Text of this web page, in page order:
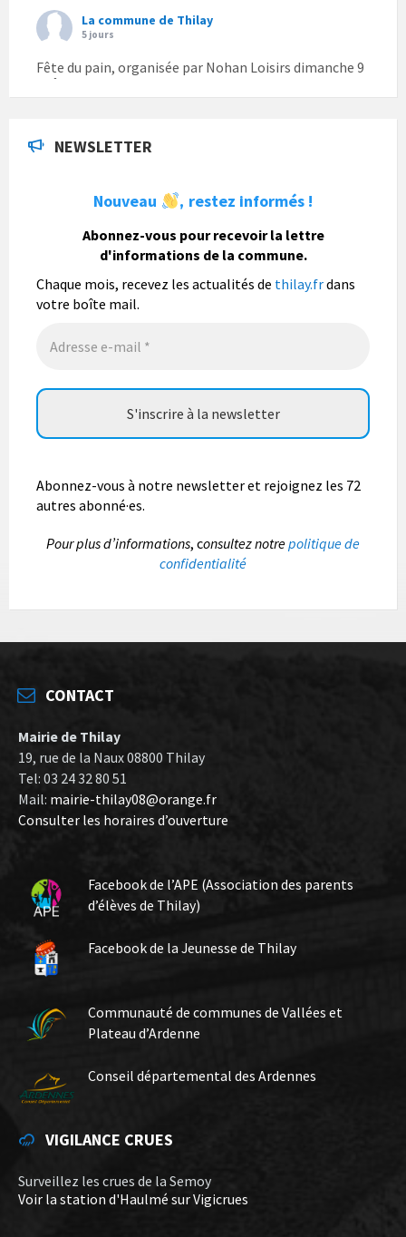
La commune de Thilay
5 jours
Fête du pain, organisée par Nohan Loisirs dimanche 9
août.
population mais également les visiteurs à son
bulletin municipal annuel en organisant un concours
photo gratuit OUVERT À TOUS.
Vous pouvez envoyer vos photo...Lire la suite
NEWSLETTER
Nouveau , restez informés !
Abonnez-vous pour recevoir la lettre
d'informations de la commune.
Chaque mois, recevez les actualités de thilay.frdans
votre boîte mail.
Abonnez-vous à notre newsletter et rejoignez les 72
autres abonné·es.
Pour plus d’informations, consultez notrepolitique de
confidentialité
CONTACT
Mairie de Thilay
19, rue de la Naux 08800 Thilay
Tel: 03 24 32 80 51
Mail: mairie-thilay08@orange.fr
Consulter les horaires d’ouverture
Facebook de l’APE (Association des parents
d’élèves de Thilay)
Facebook de la Jeunesse de Thilay
Communauté de communes de Vallées et
Plateau d’Ardenne
Conseil départemental des Ardennes
VIGILANCE CRUES
Surveillez les crues de la Semoy
Voir la station d'Haulmé sur Vigicrues